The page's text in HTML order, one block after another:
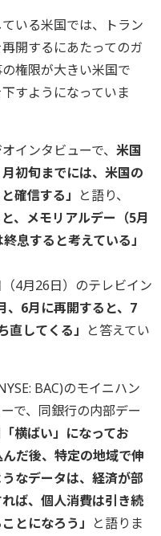
いる米国では、トラン
開するにあたってのガ
権限が大きい米国で
すようになっていま
インタビューで、 米国
初旬までには、米国の
確信する」 と語り、
、メモリアルデー（5月
息すると考えている」
4月26日）のテレビイン
、6月に再開すると、7
してくる」 と答えてい
BAC)のモイニハン
で、同銀行の内部デー
横ばい」になってお
だ後、特定の地域で伸
うなデータは、経済が部
ば、個人消費は引き続
とになろう」 と語りま